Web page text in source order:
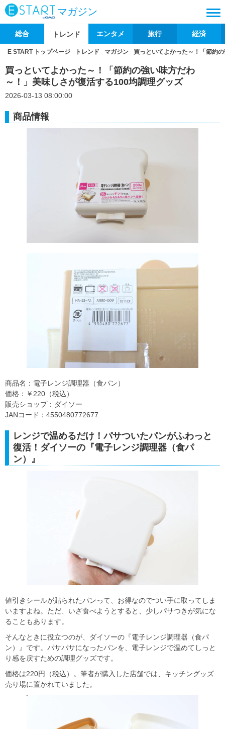
マガジン
総合 トレンド エンタメ 旅行 経済
E START トップページ トレンド マガジン 買っといてよかった～！「節約
買っといてよかった～！「節約の強い味方だわ
～！」美味しさが復活する100均調理グッズ
2026-03-13 08:00:00
商品情報
商品名：電子レンジ調理器（食パン）
価格：￥220（税込）
販売ショップ：ダイソー
JANコード：4550480772677
レンジで温めるだけ！パサついたパンがふわっと
復活！ダイソーの『電子レンジ調理器（食パ
ン）』
値引きシールが貼られたパンって、お得なのでつい手に取ってしま
いますよね。ただ、いざ食べようとすると、少しパサつきが気にな
ることもあります。
そんなときに役立つのが、ダイソーの『電子レンジ調理器（食パ
ン）』です。パサパサになったパンを、電子レンジで温めてしっと
り感を戻すための調理グッズです。
価格は220円（税込）。筆者が購入した店舗では、キッチングッズ
売り場に置かれていました。